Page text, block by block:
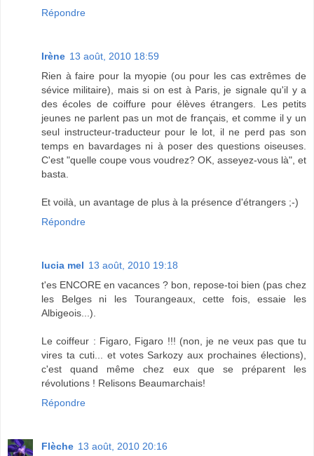
Répondre
Irène 13 août, 2010 18:59
Rien à faire pour la myopie (ou pour les cas extrêmes de
sévice militaire), mais si on est à Paris, je signale qu'il y a
des écoles de coiffure pour élèves étrangers. Les petits
jeunes ne parlent pas un mot de français, et comme il y un
seul instructeur-traducteur pour le lot, il ne perd pas son
temps en bavardages ni à poser des questions oiseuses.
C'est "quelle coupe vous voudrez? OK, asseyez-vous là", et
basta.
Et voilà, un avantage de plus à la présence d'étrangers ;-)
Répondre
lucia mel 13 août, 2010 19:18
t'es ENCORE en vacances ? bon, repose-toi bien (pas chez
les Belges ni les Tourangeaux, cette fois, essaie les
Albigeois...).
Le coiffeur : Figaro, Figaro !!! (non, je ne veux pas que tu
vires ta cuti... et votes Sarkozy aux prochaines élections),
c'est quand même chez eux que se préparent les
révolutions ! Relisons Beaumarchais!
Répondre
Flèche 13 août, 2010 20:16